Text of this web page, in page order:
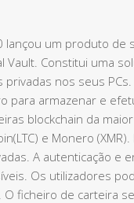
lançou um produto de
Vault. Constitui uma
privadas nos seus
para armazenar e
blockchain da
e Monero
A autenticação e
Os utilizadores
ficheiro de carteira